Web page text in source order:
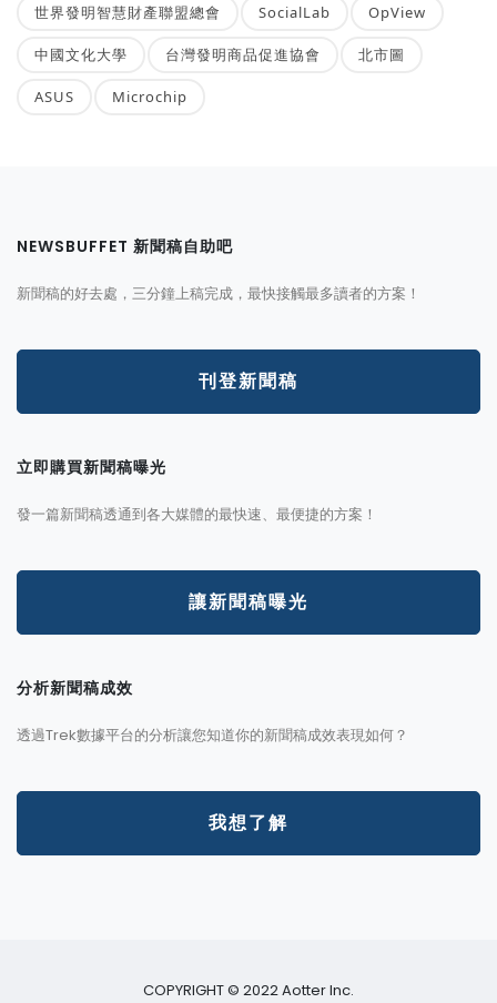
世界發明智慧財產聯盟總會 SocialLab OpView
中國文化大學 台灣發明商品促進協會 北市圖
ASUS Microchip
NEWSBUFFET 新聞稿自助吧
新聞稿的好去處，三分鐘上稿完成，最快接觸最多讀者的方案！
刊登新聞稿
立即購買新聞稿曝光
發一篇新聞稿透通到各大媒體的最快速、最便捷的方案！
讓新聞稿曝光
分析新聞稿成效
透過Trek數據平台的分析讓您知道你的新聞稿成效表現如何？
我想了解
COPYRIGHT © 2022 Aotter Inc.